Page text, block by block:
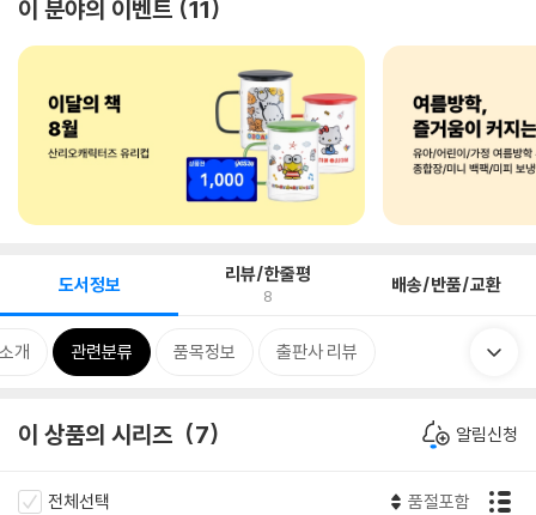
이 분야의 이벤트 11
도서정보 리뷰/한줄평
8 배송/반품/교환
개 관련분류 품목정보 출판사 리뷰
이 상품의 시리즈 7 알림신청
전체선택 품절포함